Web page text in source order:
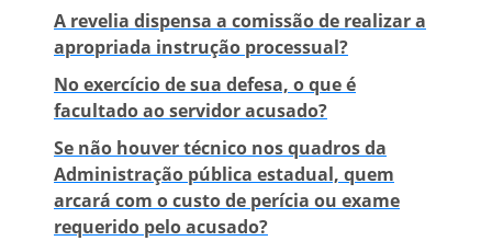
A revelia dispensa a comissão de realizar a
apropriada instrução processual?
No exercício de sua defesa, o que é
facultado ao servidor acusado?
Se não houver técnico nos quadros da
Administração pública estadual, quem
arcará com o custo de perícia ou exame
requerido pelo acusado?